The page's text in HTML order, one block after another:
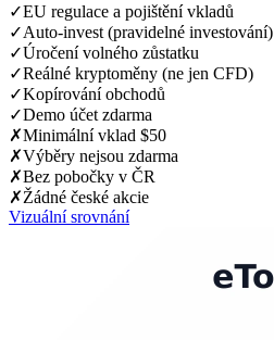
✓EU regulace a pojištění vkladů
✓Auto-invest (pravidelné investování)
✓Úročení volného zůstatku
✓Reálné kryptoměny (ne jen CFD)
✓Kopírování obchodů
✓Demo účet zdarma
✗Minimální vklad $50
✗Výběry nejsou zdarma
✗Bez pobočky v ČR
✗Žádné české akcie
Vizuální srovnání